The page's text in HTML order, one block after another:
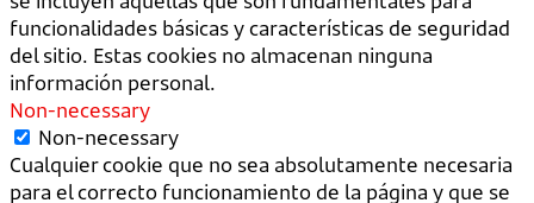
funcionalidades básicas y características de seguridad
del sitio. Estas cookies no almacenan ninguna
información personal.
Non-necessary
Non-necessary
Cualquier cookie que no sea absolutamente necesaria
para el correcto funcionamiento de la página y que se